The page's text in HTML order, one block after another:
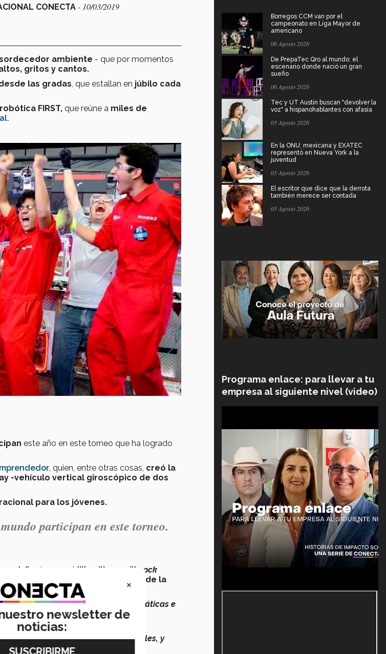
CONECTA - 10/03/2019
ambiente - que por momentos
gritos y cantos.
las gradas , que estallan en júbilo cada
FIRST, que reúne a miles de
.
este año en este torneo que ha logrado
, quien, entre otras cosas, creó la
-vehículo vertical giroscópico de dos
para los jóvenes.
participan en este torneo.
" así como el We will, we will, rock
de las Grandes Ligas o arena de la
problemas, usando matemáticas e
Monterrey, para uno de los torneos
y bandas de música colegiales, y
Borregos CCM van por el
campeonato en Liga Mayor de
americano
06 Agosto 2026
De PrepaTec Qro al mundo: el
escenario donde nació un gran
sueño
06 Agosto 2026
Tec y UT Austin buscan "devolver la
voz" a hispanohablantes con afasia
05 Agosto 2026
En la ONU: mexicana y EXATEC
representó en Nueva York a la
juventud
05 Agosto 2026
El escritor que dice que la derrota
también merece ser contada
05 Agosto 2026
Programa enlace: para llevar a tu
empresa al siguiente nivel (video)
×
newsletter de
noticias: